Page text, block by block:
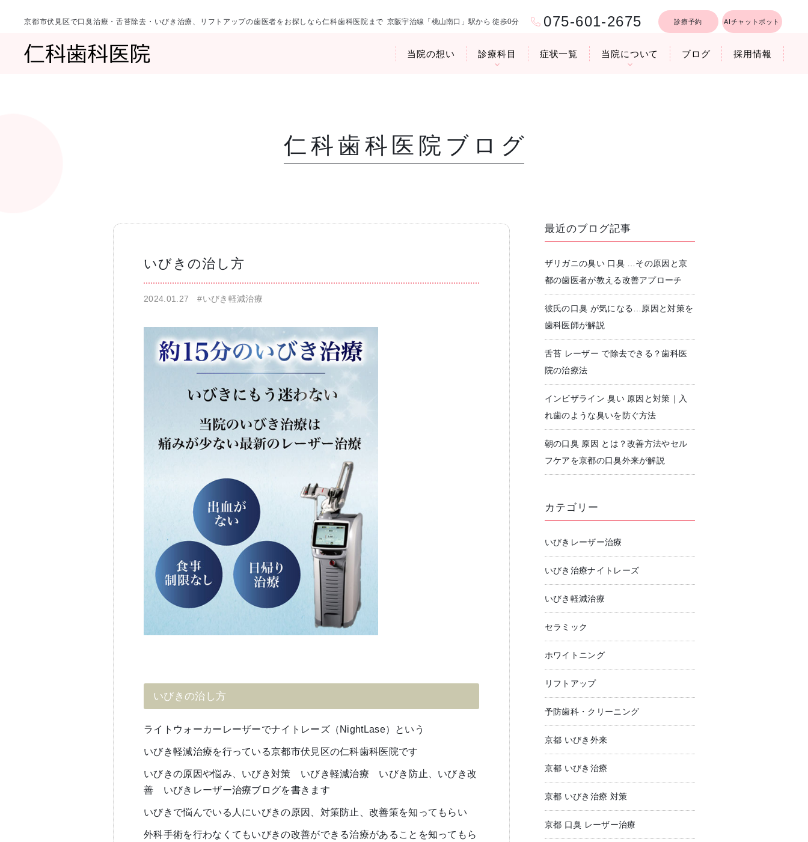
京都市伏見区で口臭治療・舌苔除去・いびき治療、リフトアップの歯医者をお探しなら仁科歯科医院まで 京阪宇治線「桃山南口」駅から 徒歩0分 075-601-2675 診療予約 AIチャットボット
当院の想い 診療科目
一般歯科・小児歯科 予防歯科・クリーニング
無痛治療
症状一覧 当院について
仁科歯科医院ブログ
ブログ 採用情報
仁科歯科医院ブログ
いびきの治し方
2024.01.27#いびき軽減治療
いびきの治し方
ライトウォーカーレーザーでナイトレーズ（NightLase）という
いびき軽減治療を行っている京都市伏見区の仁科歯科医院です
いびきの原因や悩み、いびき対策 いびき軽減治療 いびき防止、いびき改
善 いびきレーザー治療ブログを書きます
いびきで悩んでいる人にいびきの原因、対策防止、改善策を知ってもらい
外科手術を行わなくてもいびきの改善ができる治療があることを知ってもら
最近のブログ記事
ザリガニの臭い 口臭 …その原因と京
都の歯医者が教える改善アプローチ
彼氏の口臭 が気になる…原因と対策を
歯科医師が解説
舌苔 レーザー で除去できる？歯科医
院の治療法
インビザライン 臭い 原因と対策｜入
れ歯のような臭いを防ぐ方法
朝の口臭 原因 とは？改善方法やセル
フケアを京都の口臭外来が解説
カテゴリー
いびきレーザー治療
いびき治療ナイトレーズ
いびき軽減治療
セラミック
ホワイトニング
リフトアップ
予防歯科・クリーニング
京都 いびき外来
京都 いびき治療
京都 いびき治療 対策
京都 口臭 レーザー治療